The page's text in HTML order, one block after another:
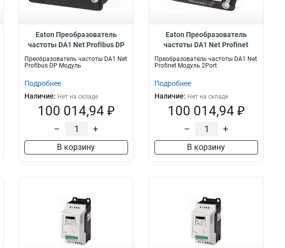
Eaton Преобразователь
частоты DA1 Net Profibus DP
Модуль DX-NET-PROFIBUS
Преобразователь частоты DA1 Net
Profibus DP Модуль
Подробнее
Наличие: Нет на складе
100 014,94 ₽
– +
В корзину
Eaton Преобразователь
частоты DA1 Net Profinet
Модуль 2Port DX-NET-
PROFINET-2
Преобразователь частоты DA1 Net
Profinet Модуль 2Port
Подробнее
Наличие: Нет на складе
100 014,94 ₽
– +
В корзину